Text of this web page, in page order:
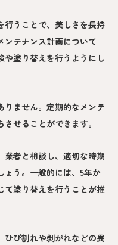
行うことで、美しさを長持
ンテナンス計画について
や塗り替えを行うようにし
りません。定期的なメンテ
せることができます。
業者と相談し、適切な時期
ょう。一般的には、5年か
て塗り替えを行うことが推
ひび割れや剥がれなどの異